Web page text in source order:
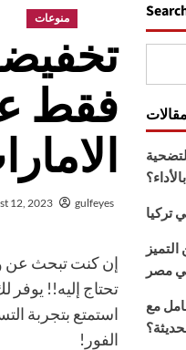
منوعات
فقط
gulfeyes
12, 2023
إن كنت تبحث عن
تحتاج إليه!!
استمتع بتجربة
الفور!
بالأداء؟
تركيا
مصر
مع